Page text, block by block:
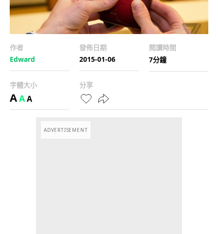
作者
Edward
發佈日期
2015-01-06
閱讀時間
7分鐘
字體大小
AAA
分享
ADVERTISEMENT